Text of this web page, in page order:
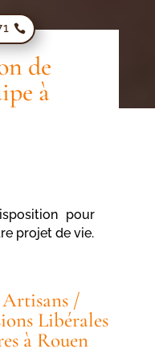
de
à
pour
projet de vie.
Artisans /
Libérales
à Rouen